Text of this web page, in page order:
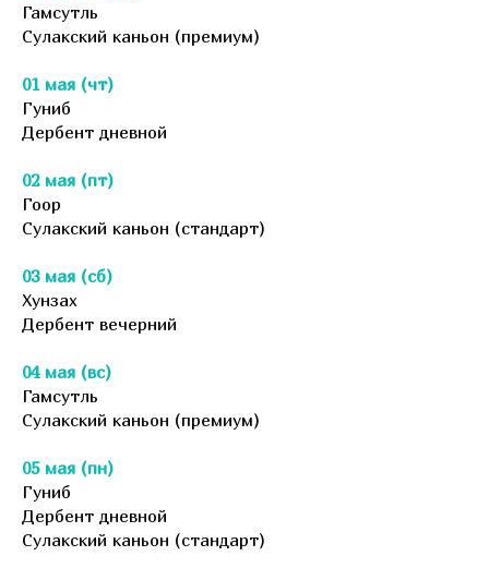
Гамсутль
Сулакский каньон (премиум)
01 мая (чт)
Гуниб
Дербент дневной
02 мая (пт)
Гоор
Сулакский каньон (стандарт)
03 мая (сб)
Хунзах
Дербент вечерний
04 мая (вс)
Гамсутль
Сулакский каньон (премиум)
05 мая (пн)
Гуниб
Дербент дневной
Сулакский каньон (стандарт)